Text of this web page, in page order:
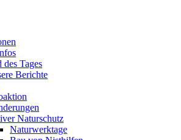
des Tages
Berichte
Naturschutz
Naturwerktage